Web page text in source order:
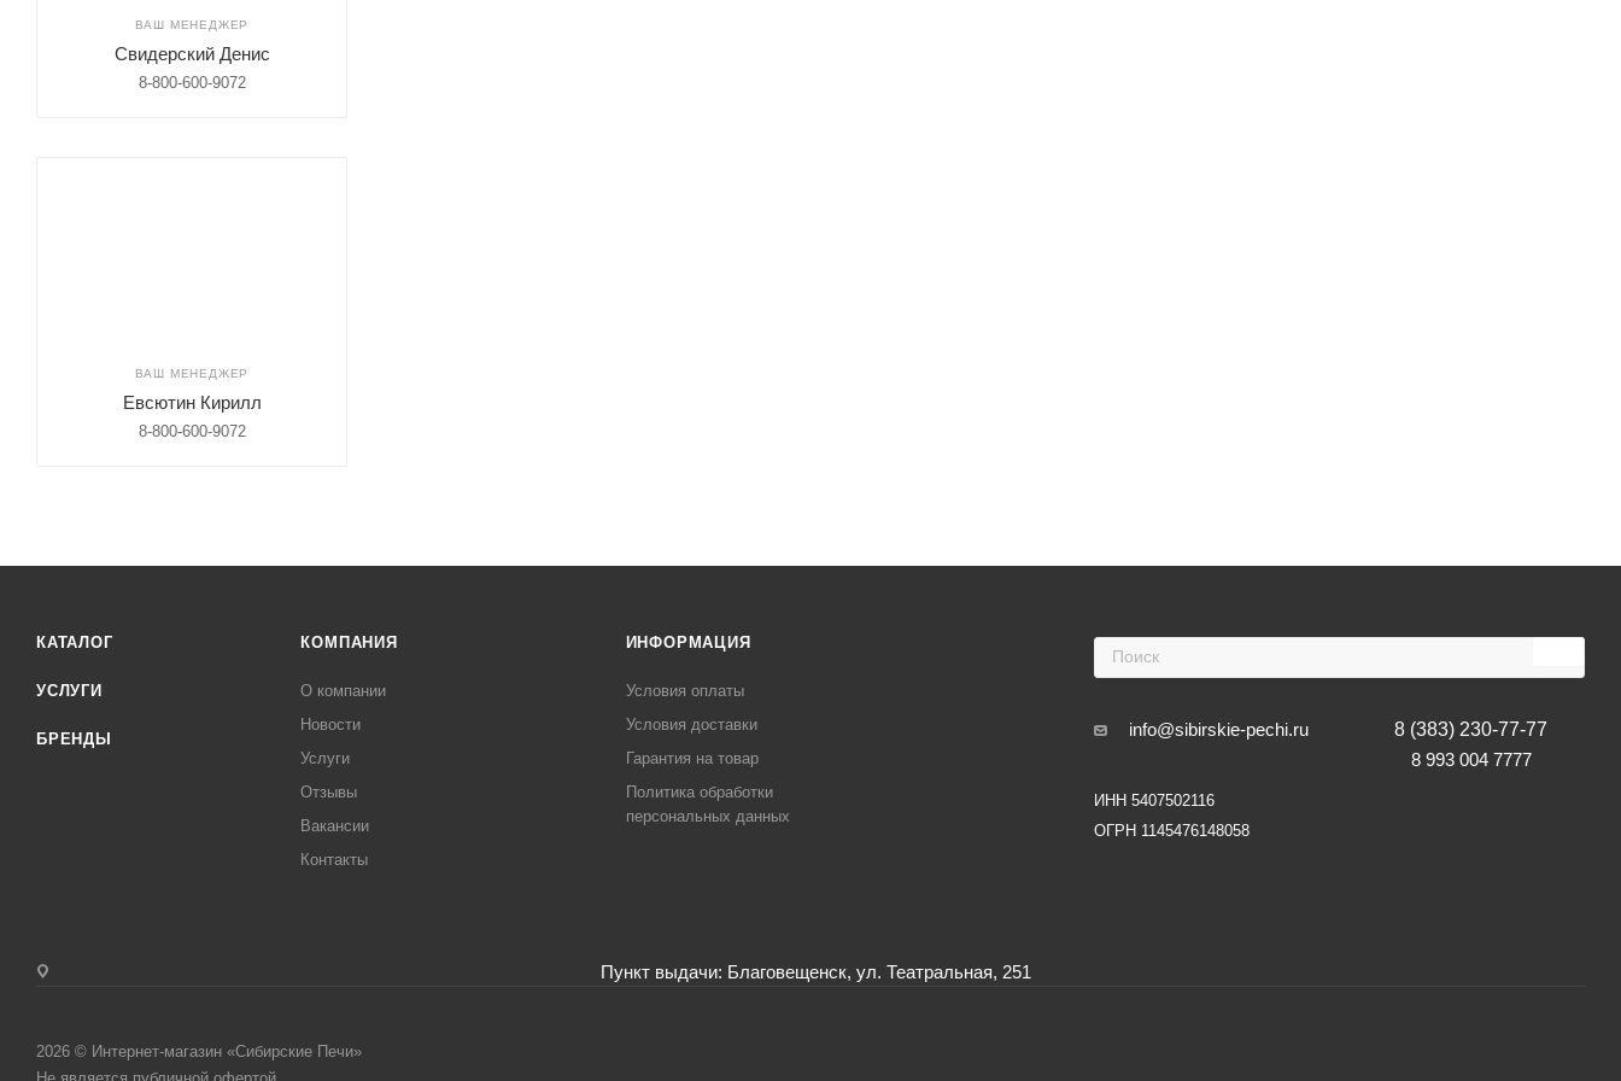
ВАШ МЕНЕДЖЕР
Свидерский Денис
8-800-600-9072
ВАШ МЕНЕДЖЕР
Евсютин Кирилл
8-800-600-9072
КАТАЛОГ
УСЛУГИ
БРЕНДЫ
КОМПАНИЯ
О компании
Новости
Услуги
Отзывы
Вакансии
Контакты
ИНФОРМАЦИЯ
Условия оплаты
Условия доставки
Гарантия на товар
Политика обработки
персональных данных
info@sibirskie-pechi.ru
ИНН 5407502116
ОГРН 1145476148058
8 (383) 230-77-77
8 993 004 7777
Пункт выдачи: Благовещенск, ул. Театральная, 251
2026 © Интернет-магазин «Сибирские Печи»